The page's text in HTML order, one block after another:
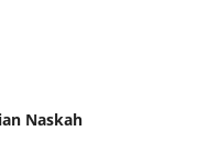
Naskah